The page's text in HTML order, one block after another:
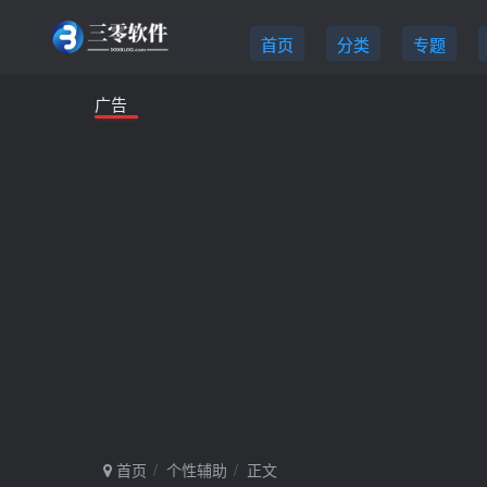
首页 分类 专题
广告
首页 个性辅助 正文